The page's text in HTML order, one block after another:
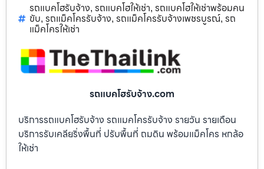
รถแบคโฮรับจ้าง, รถแบคโฮให้เช่า, รถแบคโฮให้เช่าพร้อมคน
ขับ, รถแม็คโครรับจ้าง, รถแม็คโครรับจ้างเพชรบูรณ์, รถ
แม็คโครให้เช่า
รถแบคโฮรับจ้าง.com
บริการรถแบคโฮรับจ้าง รถแมคโครรับจ้าง รายวัน รายเดือน
บริการรับเคลียริ่งพื้นที่ ปรับพื้นที่ ถมดิน พร้อมแม็คโคร หกล้อ
ให้เช่า